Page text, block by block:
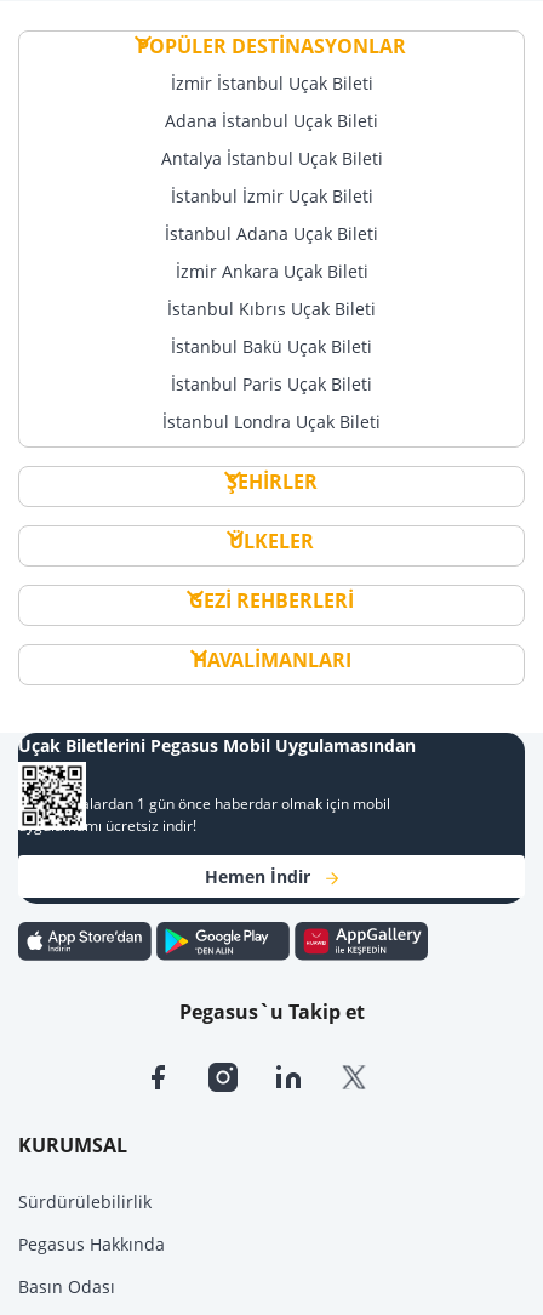
POPÜLER DESTİNASYONLAR
İzmir İstanbul Uçak Bileti
Adana İstanbul Uçak Bileti
Antalya İstanbul Uçak Bileti
İstanbul İzmir Uçak Bileti
İstanbul Adana Uçak Bileti
İzmir Ankara Uçak Bileti
İstanbul Kıbrıs Uçak Bileti
İstanbul Bakü Uçak Bileti
İstanbul Paris Uçak Bileti
İstanbul Londra Uçak Bileti
ŞEHİRLER
ÜLKELER
GEZİ REHBERLERİ
HAVALİMANLARI
KURUMSAL
Sürdürülebilirlik
Pegasus Hakkında
Basın Odası
Uçak Biletlerini Pegasus Mobil Uygulamasından
Al
Kampanyalardan 1 gün önce haberdar olmak için mobil
uygulamamı ücretsiz indir!
Hemen İndir
Pegasus`u Takip et